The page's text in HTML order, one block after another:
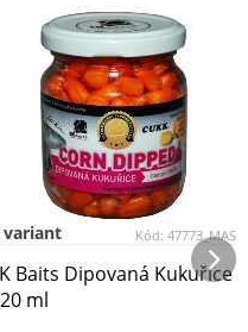
Kód: 47773_MAS
variant
Baits Dipovaná Kukuřice
ml